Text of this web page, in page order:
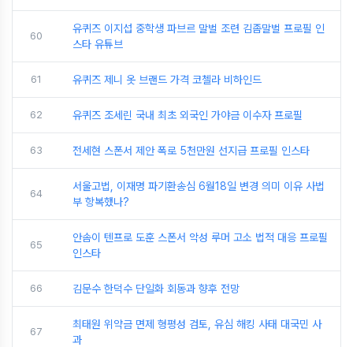
60
유퀴즈 이지섭 중학생 파브르 말벌 조련 김좀말벌 프로필 인
스타 유튜브
61 유퀴즈 제니 옷 브랜드 가격 코첼라 비하인드
62 유퀴즈 조세린 국내 최초 외국인 가야금 이수자 프로필
63 전세현 스폰서 제안 폭로 5천만원 선지급 프로필 인스타
64
서울고법, 이재명 파기환송심 6월18일 변경 의미 이유 사법
부 항복했나?
65
안솜이 텐프로 도훈 스폰서 악성 루머 고소 법적 대응 프로필
인스타
66 김문수 한덕수 단일화 회동과 향후 전망
67
최태원 위약금 면제 형평성 검토, 유심 해킹 사태 대국민 사
과